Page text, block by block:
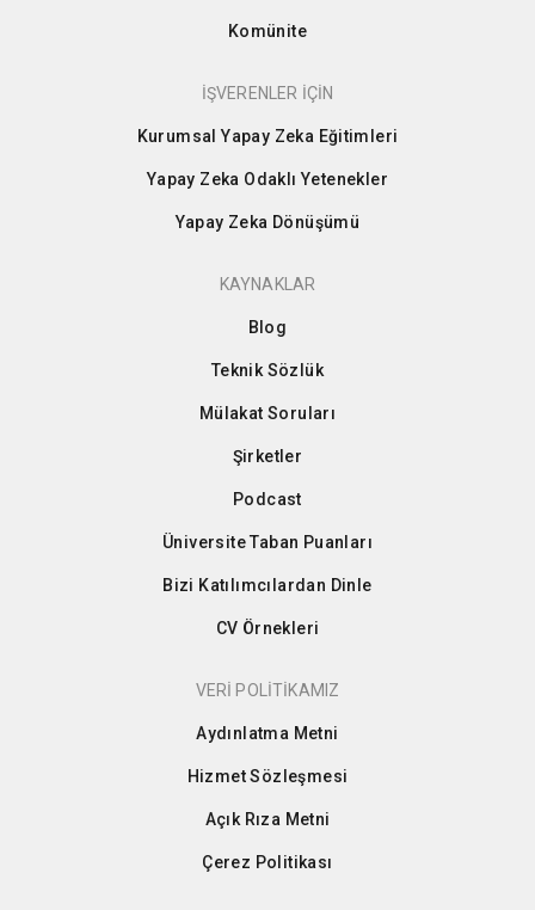
Komünite
İŞVERENLER İÇİN
Kurumsal Yapay Zeka Eğitimleri
Yapay Zeka Odaklı Yetenekler
Yapay Zeka Dönüşümü
KAYNAKLAR
Blog
Teknik Sözlük
Mülakat Soruları
Şirketler
Podcast
Üniversite Taban Puanları
Bizi Katılımcılardan Dinle
CV Örnekleri
VERİ POLİTİKAMIZ
Aydınlatma Metni
Hizmet Sözleşmesi
Açık Rıza Metni
Çerez Politikası